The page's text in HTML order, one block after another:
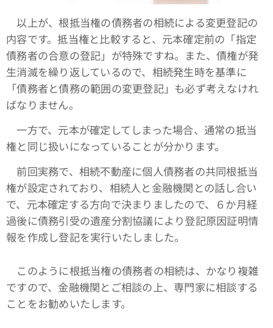
以上が、根抵当権の債務者の相続による変更登記の
内容です。抵当権と比較すると、元本確定前の「指定
債務者の合意の登記」が特殊ですね。また、債権が発
生消滅を繰り返しているので、相続発生時を基準に
「債務者と債務の範囲の変更登記」も必ず考えなけれ
ばなりません。
一方で、元本が確定してしまった場合、通常の抵当
権と同じ扱いになっていることが分かります。
前回実務で、相続不動産に個人債務者の共同根抵当
権が設定されており、相続人と金融機関との話し合い
で、元本確定する方向で決まりましたので、６か月経
過後に債務引受の遺産分割協議により登記原因証明情
報を作成し登記を実行いたしました。
このように根抵当権の債務者の相続は、かなり複雑
ですので、金融機関とご相談の上、専門家に相談する
ことをお勧めいたします。